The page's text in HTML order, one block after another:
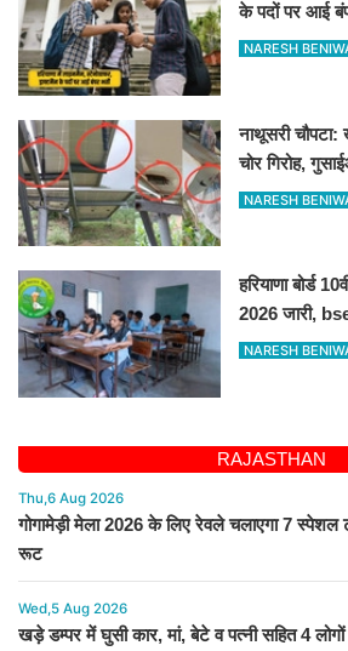
के पदों पर आई
आवेदन
NARESH
नाथूसरी
चोर गिरोह,
की चोरी
NARESH
हरियाणा बोर्ड
2026 जारी,
NARESH
RAJASTHAN
Thu,6 Aug 2026
गोगामेड़ी मेला 2026 के लिए रेवले चलाएगा 7
रूट
Wed,5 Aug 2026
खड़े डम्पर में घुसी कार, मां, बेटे व पत्नी सहित 4 लोगों